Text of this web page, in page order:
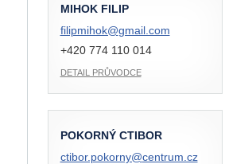
MIHOK FILIP
filipmihok@gmail.com
+420 774 110 014
DETAIL PRŮVODCE
POKORNÝ CTIBOR
ctibor.pokorny@centrum.cz